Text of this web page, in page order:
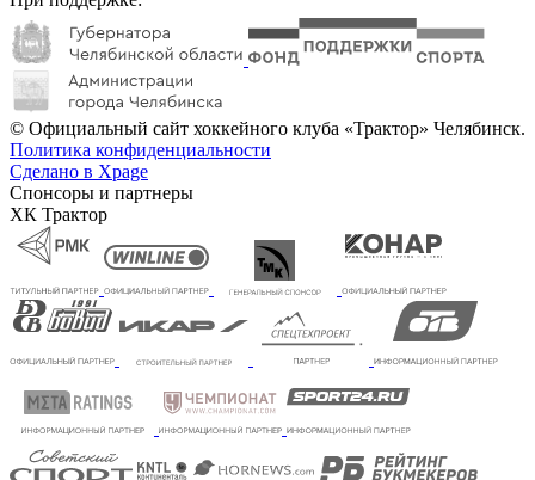
© Официальный сайт хоккейного клуба «Трактор» Челябинск.
Политика конфиденциальности
Сделано в Xpage
Спонсоры и партнеры
ХК Трактор